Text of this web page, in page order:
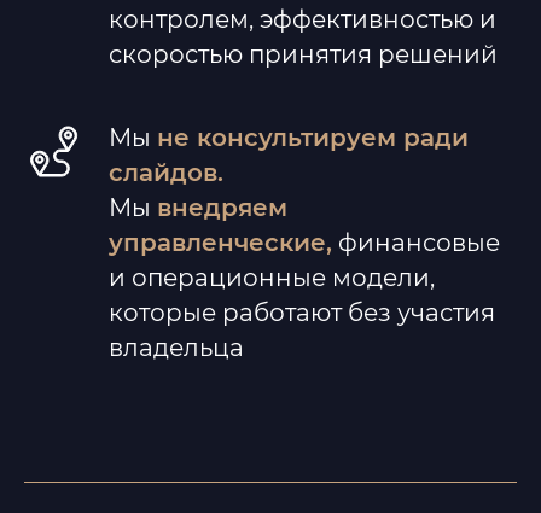
контролем, эффективностью и
скоростью принятия решений
Мы не консультируем ради
слайдов.
Мы внедряем
управленческие, финансовые
и операционные модели,
которые работают без участия
владельца